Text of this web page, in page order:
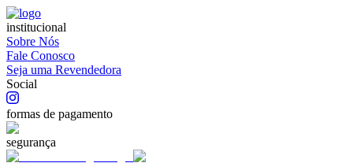
institucional
Sobre Nós
Fale Conosco
Seja uma Revendedora
Social
formas de pagamento
segurança